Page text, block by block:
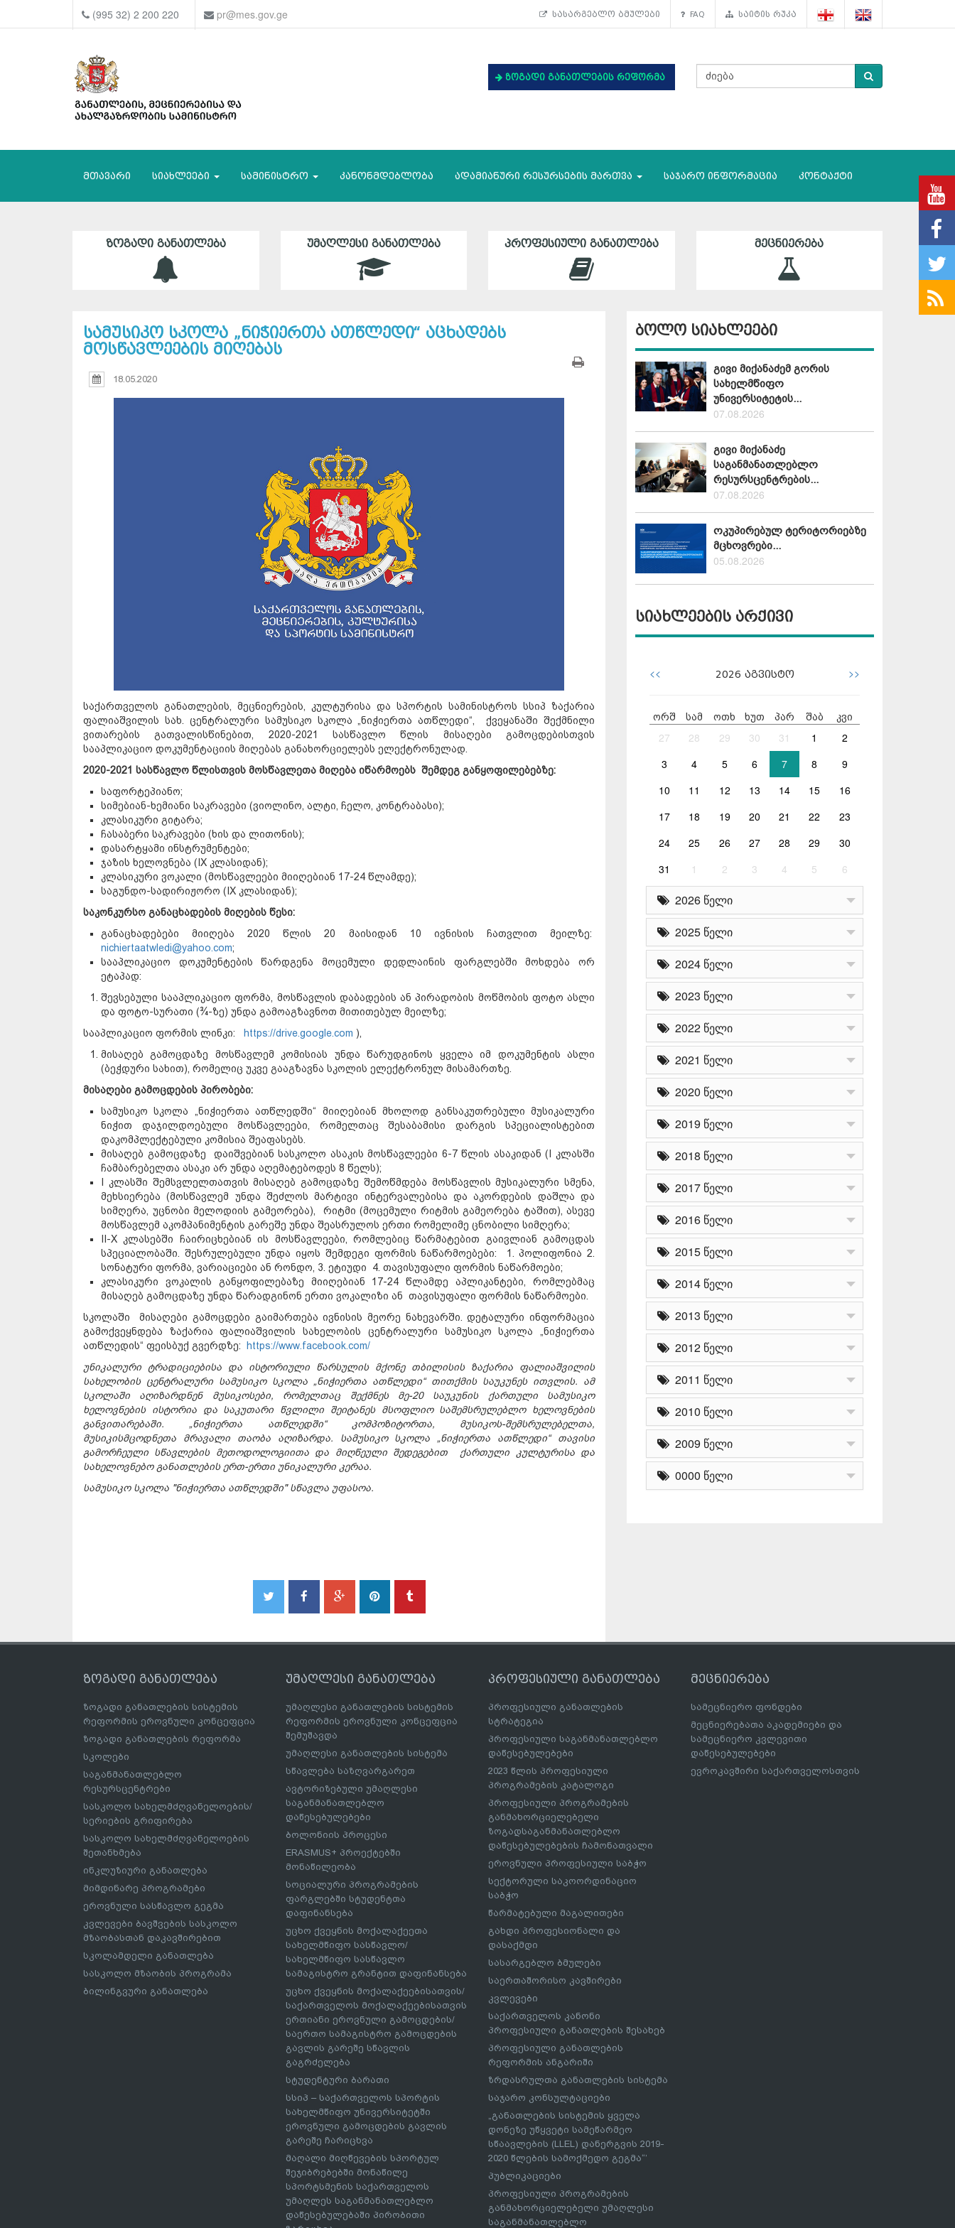
(995 32) 2 200 220 pr@mes.gov.ge სასარგებლო ბმულები FAQ საიტის რუკა
ზოგადი განათლების რეფორმა
მთავარი სიახლეები სამინისტრო კანონმდებლობა ადამიანური რესურსების მართვა საჯარო ინფორმაცია კონტაქტი
ᲖᲝᲒᲐᲓᲘ ᲒᲐᲜᲐᲗᲚᲔᲑᲐ ᲣᲛᲐᲦᲚᲔᲡᲘ ᲒᲐᲜᲐᲗᲚᲔᲑᲐ ᲞᲠᲝᲤᲔᲡᲘᲣᲚᲘ ᲒᲐᲜᲐᲗᲚᲔᲑᲐ ᲛᲔᲪᲜᲘᲔᲠᲔᲑᲐ
სამუსიკო სკოლა „ნიჭიერთა ათწლედი“ აცხადებს
მოსწავლეების მიღებას
18.05.2020
საქართველოს განათლების, მეცნიერების, კულტურისა და სპორტის სამინისტროს სსიპ ზაქარია
ფალიაშვილის სახ. ცენტრალური სამუსიკო სკოლა „ნიჭიერთა ათწლედი“, ქვეყანაში შექმნილი
ვითარების გათვალისწინებით, 2020-2021 სასწავლო წლის მისაღები გამოცდებისთვის
სააპლიკაციო დოკუმენტაციის მიღებას განახორციელებს ელექტრონულად.
2020-2021 სასწავლო წლისთვის მოსწავლეთა მიღება იწარმოებს შემდეგ განყოფილებებზე:
საფორტეპიანო;
სიმებიან-ხემიანი საკრავები (ვიოლინო, ალტი, ჩელო, კონტრაბასი);
კლასიკური გიტარა;
ჩასაბერი საკრავები (ხის და ლითონის);
დასარტყამი ინსტრუმენტები;
ჯაზის ხელოვნება (IX კლასიდან);
კლასიკური ვოკალი (მოსწავლეები მიიღებიან 17-24 წლამდე);
საგუნდო-სადირიჟორო (IX კლასიდან);
საკონკურსო განაცხადების მიღების წესი:
განაცხადებები მიიღება 2020 წლის 20 მაისიდან 10 ივნისის ჩათვლით მეილზე:
nichiertaatwledi@yahoo.com;
სააპლიკაციო დოკუმენტების წარდგენა მოცემული დედლაინის ფარგლებში მოხდება ორ
ეტაპად:
შევსებული სააპლიკაციო ფორმა, მოსწავლის დაბადების ან პირადობის მოწმობის ფოტო ასლი
და ფოტო-სურათი (¾-ზე) უნდა გამოაგზავნოთ მითითებულ მეილზე;
სააპლიკაციო ფორმის ლინკი:
https://drive.google.com ),
მისაღებ გამოცდაზე მოსწავლემ კომისიას უნდა წარუდგინოს ყველა იმ დოკუმენტის ასლი
(ბეჭდური სახით), რომელიც უკვე გააგზავნა სკოლის ელექტრონულ მისამართზე.
მისაღები გამოცდების პირობები:
სამუსიკო სკოლა „ნიჭიერთა ათწლედში“ მიიღებიან მხოლოდ განსაკუთრებული მუსიკალური
ნიჭით დაჯილდოებული მოსწავლეები, რომელთაც შესაბამისი დარგის სპეციალისტებით
დაკომპლექტებული კომისია შეაფასებს.
მისაღებ გამოცდაზე დაიშვებიან სასკოლო ასაკის მოსწავლეები 6-7 წლის ასაკიდან (I კლასში
ჩამბარებელთა ასაკი არ უნდა აღემატებოდეს 8 წელს);
I კლასში შემსვლელთათვის მისაღებ გამოცდაზე შემოწმდება მოსწავლის მუსიკალური სმენა,
მეხსიერება (მოსწავლემ უნდა შეძლოს მარტივი ინტერვალებისა და აკორდების დაშლა და
სიმღერა, უცნობი მელოდიის გამეორება), რიტმი (მოცემული რიტმის გამეორება ტაშით), ასევე
მოსწავლემ აკომპანიმენტის გარეშე უნდა შეასრულოს ერთი რომელიმე ცნობილი სიმღერა;
II-X კლასებში ჩაირიცხებიან ის მოსწავლეები, რომლებიც წარმატებით გაივლიან გამოცდას
სპეციალობაში. შესრულებული უნდა იყოს შემდეგი ფორმის ნაწარმოებები: 1. პოლიფონია 2.
სონატური ფორმა, ვარიაციები ან რონდო, 3. ეტიუდი 4. თავისუფალი ფორმის ნაწარმოები;
კლასიკური ვოკალის განყოფილებაზე მიიღებიან 17-24 წლამდე აპლიკანტები, რომლებმაც
მისაღებ გამოცდაზე უნდა წარადგინონ ერთი ვოკალიზი ან თავისუფალი ფორმის ნაწარმოები.
სკოლაში მისაღები გამოცდები გაიმართება ივნისის მეორე ნახევარში. დეტალური ინფორმაცია
გამოქვეყნდება ზაქარია ფალიაშვილის სახელობის ცენტრალური სამუსიკო სკოლა „ნიჭიერთა
ათწლედის“ ფეისბუქ გვერდზე:
https://www.facebook.com/
უნიკალური ტრადიციებისა და ისტორიული წარსულის მქონე თბილისის ზაქარია ფალიაშვილის
სახელობის ცენტრალური სამუსიკო სკოლა „ნიჭიერთა ათწლედი“ თითქმის საუკუნეს ითვლის. ამ
სკოლაში აღიზარდნენ მუსიკოსები, რომელთაც შექმნეს მე-20 საუკუნის ქართული სამუსიკო
ხელოვნების ისტორია და საკუთარი წვლილი შეიტანეს მსოფლიო საშემსრულებლო ხელოვნების
განვითარებაში. „ნიჭიერთა
ათწლედში“ კომპოზიტორთა, მუსიკოს-შემსრულებელთა,
მუსიკისმცოდნეთა
მრავალი თაობა აღიზარდა. სამუსიკო სკოლა „ნიჭიერთა ათწლედი“ თავისი
გამორჩეული სწავლების მეთოდოლოგიითა და მიღწეული შედეგებით ქართული კულტურისა და
სახელოვნებო განათლების ერთ-ერთი უნიკალური კერაა.
სამუსიკო სკოლა "ნიჭიერთა ათწლედში"სწავლა უფასოა.
ბოლო სიახლეები
გივი მიქანაძემ გორის
სახელმწიფო
უნივერსიტეტის...
07.08.2026
გივი მიქანაძე
საგანმანათლებლო
რესურსცენტრების...
07.08.2026
ოკუპირებულ ტერიტორიებზე
მცხოვრები...
05.08.2026
სიახლეების არქივი
<< 2026 აგვისტო >>
ორშ სამ ოთხ ხუთ პარ შაბ კვი
27 28 29 30 31 1
2
3
4 5 6 7 8
9
10
11 12 13 14 15
16
17
18 19 20 21 22
23
24
25 26 27 28 29
30
31
1 2 3 4 5 6
2026 წელი
2025 წელი
2024 წელი
2023 წელი
2022 წელი
2021 წელი
2020 წელი
2019 წელი
2018 წელი
2017 წელი
2016 წელი
2015 წელი
2014 წელი
2013 წელი
2012 წელი
2011 წელი
2010 წელი
2009 წელი
0000 წელი
ზოგადი განათლება
ზოგადი განათლების სისტემის
რეფორმის ეროვნული კონცეფცია
ზოგადი განათლების რეფორმა
სკოლები
საგანმანათლებლო
რესურსცენტრები
სასკოლო სახელმძღვანელოების/
სერიების გრიფირება
სასკოლო სახელმძღვანელოების
შეთანხმება
ინკლუზიური განათლება
მიმდინარე პროგრამები
ეროვნული სასწავლო გეგმა
კვლევები ბავშვების სასკოლო
მზაობასთან დაკავშირებით
სკოლამდელი განათლება
სასკოლო მზაობის პროგრამა
ბილინგვური განათლება
უმაღლესი განათლება
უმაღლესი განათლების სისტემის
რეფორმის ეროვნული კონცეფცია
შემუშავდა
უმაღლესი განათლების სისტემა
სწავლება საზღვარგარეთ
ავტორიზებული უმაღლესი
საგანმანათლებლო
დაწესებულებები
ბოლონიის პროცესი
ERASMUS+ პროექტებში
მონაწილეობა
სოციალური პროგრამების
ფარგლებში სტუდენტთა
დაფინანსება
უცხო ქვეყნის მოქალაქეეთა
სახელმწიფო სასწავლო/
სახელმწიფო სასწავლო
სამაგისტრო გრანტით დაფინანსება
უცხო ქვეყნის მოქალაქეებისათვის/
საქართველოს მოქალაქეებისათვის
ერთიანი ეროვნული გამოცდების/
საერთო სამაგისტრო გამოცდების
გავლის გარეშე სწავლის
გაგრძელება
სტუდენტური ბარათი
სსიპ – საქართველოს სპორტის
სახელმწიფო უნივერსიტეტში
ეროვნული გამოცდების გავლის
გარეშე ჩარიცხვა
მაღალი მიღწევების სპორტულ
შეჯიბრებებში მონაწილე
სპორტსმენის საქართველოს
უმაღლეს საგანმანათლებლო
დაწესებულებაში პირობითი
პროფესიული განათლება
პროფესიული განათლების
სტრატეგია
პროფესიული საგანმანათლებლო
დაწესებულებები
2023 წლის პროფესიული
პროგრამების კატალოგი
პროფესიული პროგრამების
განმახორციელებელი
ზოგადსაგანმანათლებლო
დაწესებულებების ჩამონათვალი
ეროვნული პროფესიული საბჭო
სექტორული საკოორდინაციო
საბჭო
წარმატებული მაგალითები
გახდი პროფესიონალი და
დასაქმდი
სასარგებლო ბმულები
საერთაშორისო კავშირები
კვლევები
საქართველოს კანონი
პროფესიული განათლების შესახებ
პროფესიული განათლების
რეფორმის ანგარიში
ზრდასრულთა განათლების სისტემა
საჯარო კონსულტაციები
„განათლების სისტემის ყველა
დონეზე უწყვეტი სამეწარმეო
სწაავლების (LLEL) დანერგვის 2019-
2020 წლების სამოქმედო გეგმა“’
პუბლიკაციები
პროფესიული პროგრამების
განმახორციელებელი უმაღლესი
საგანმანათლებლო
მეცნიერება
სამეცნიერო ფონდები
მეცნიერებათა აკადემიები და
სამეცნიერო კვლევითი
დაწესებულებები
ევროკავშირი საქართველოსთვის